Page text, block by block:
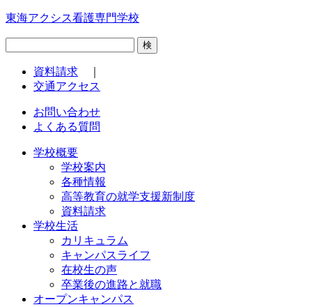
東海アクシス看護専門学校
検
資料請求
交通アクセス
お問い合わせ
よくある質問
学校概要
学校案内
各種情報
高等教育の就学支援新制度
資料請求
学校生活
カリキュラム
キャンパスライフ
在校生の声
卒業後の進路と就職
オープンキャンパス